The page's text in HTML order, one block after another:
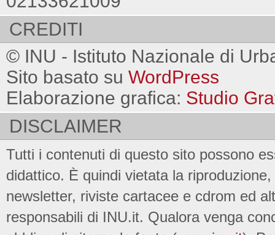
CREDITI
© INU - Istituto Nazionale di
Sito basato su WordPress
Elaborazione grafica: Studio
DISCLAIMER
Tutti i contenuti di questo sito possono
didattico. È quindi vietata la
newsletter, riviste cartacee e cdrom ed
responsabili di INU.it. Qualora venga